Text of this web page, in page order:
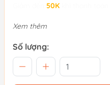
50K
Xem thêm
Số lượng: